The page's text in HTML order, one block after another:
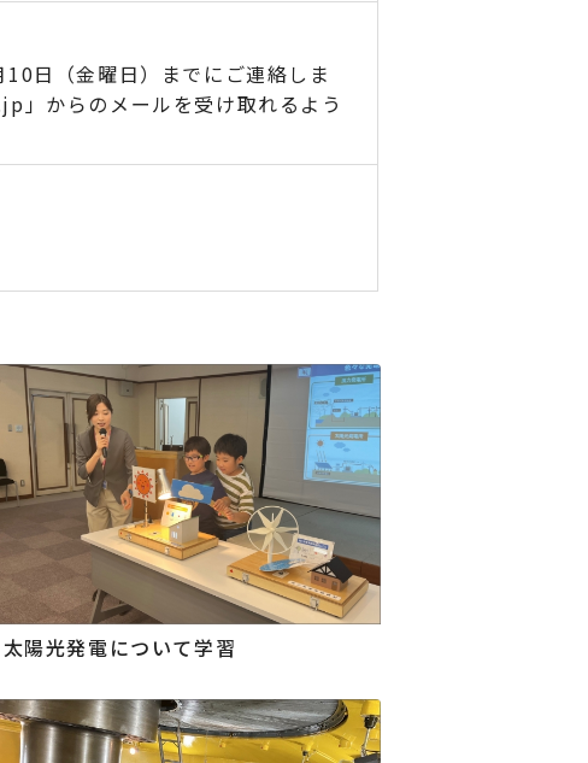
日（金曜日）までにご連絡しま
」からのメールを受け取れるよう
太陽光発電について学習